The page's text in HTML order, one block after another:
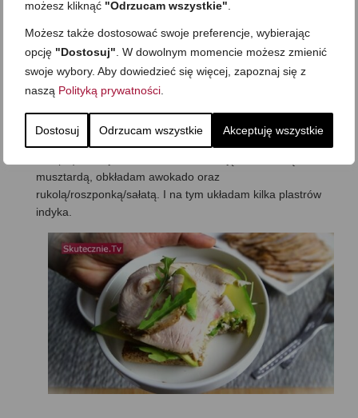
możesz kliknąć "Odrzucam wszystkie"
Możesz także dostosować swoje preferencje, wybierając
opcję "Dostosuj" . W dowolnym momencie możesz zmienić
swoje wybory. Aby dowiedzieć się więcej, zapoznaj się z
naszą Polityką prywatności
Dostosuj Odrzucam wszystkie Akceptuję wszystkie
podpiekam chleb na patelni z oliwą lub opiekam w
tosterze (można pominąć, ale wtedy jest przyjemnie
musztardą, obkładam awokado oraz
rukolą/roszponką/sałatą. I na tym układam kilka plastrów
indyka.